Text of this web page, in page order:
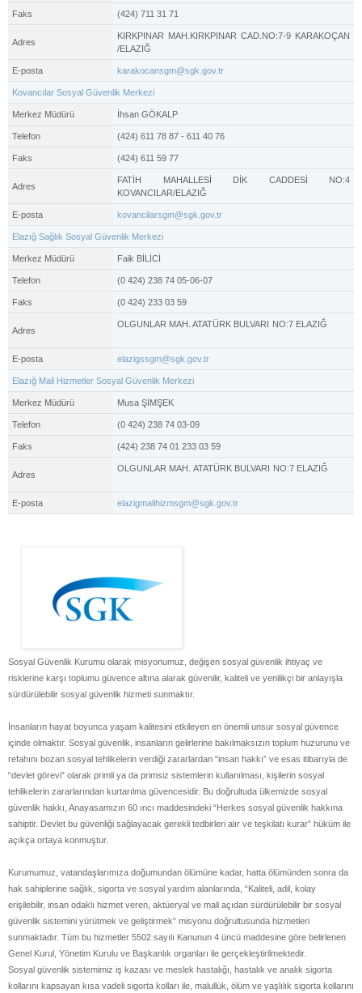
Faks (424) 711 31 71
Adres
KIRKPINAR MAH.KIRKPINAR CAD.NO:7-9 KARAKOÇAN
/ELAZIĞ
E-posta karakocansgm@sgk.gov.tr
Kovancılar Sosyal Güvenlik Merkezi
Merkez Müdürü İhsan GÖKALP
Telefon (424) 611 78 87 - 611 40 76
Faks (424) 611 59 77
Adres
FATİH MAHALLESİ DİK CADDESİ NO:4
KOVANCILAR/ELAZIĞ
E-posta kovancilarsgm@sgk.gov.tr
Elazığ Sağlık Sosyal Güvenlik Merkezi
Merkez Müdürü Faik BİLİCİ
Telefon (0 424) 238 74 05-06-07
Faks (0 424) 233 03 59
Adres
OLGUNLAR MAH. ATATÜRK BULVARI NO:7 ELAZIĞ
E-posta elazigssgm@sgk.gov.tr
Elazığ Mali Hizmetler Sosyal Güvenlik Merkezi
Merkez Müdürü Musa ŞİMŞEK
Telefon (0 424) 238 74 03-09
Faks (424) 238 74 01 233 03 59
Adres
OLGUNLAR MAH. ATATÜRK BULVARI NO:7 ELAZIĞ
E-posta elazigmalihizmsgm@sgk.gov.tr
Sosyal Güvenlik Kurumu olarak misyonumuz, değişen sosyal güvenlik ihtiyaç ve
risklerine karşı toplumu güvence altına alarak güvenilir, kaliteli ve yenilikçi bir anlayışla
sürdürülebilir sosyal güvenlik hizmeti sunmaktır.
İnsanların hayat boyunca yaşam kalitesini etkileyen en önemli unsur sosyal güvence
içinde olmaktır. Sosyal güvenlik, insanların gelirlerine bakılmaksızın toplum huzurunu ve
refahını bozan sosyal tehlikelerin verdiği zararlardan “insan hakkı” ve esas itibarıyla de
“devlet görevi” olarak primli ya da primsiz sistemlerin kullanılması, kişilerin sosyal
tehlikelerin zararlarından kurtarılma güvencesidir. Bu doğrultuda ülkemizde sosyal
güvenlik hakkı, Anayasamızın 60 ıncı maddesindeki “Herkes sosyal güvenlik hakkına
sahiptir. Devlet bu güvenliği sağlayacak gerekli tedbirleri alır ve teşkilatı kurar” hüküm ile
açıkça ortaya konmuştur.
Kurumumuz, vatandaşlarımıza doğumundan ölümüne kadar, hatta ölümünden sonra da
hak sahiplerine sağlık, sigorta ve sosyal yardım alanlarında, “Kaliteli, adil, kolay
erişilebilir, insan odaklı hizmet veren, aktüeryal ve mali açıdan sürdürülebilir bir sosyal
güvenlik sistemini yürütmek ve geliştirmek” misyonu doğrultusunda hizmetleri
sunmaktadır. Tüm bu hizmetler 5502 sayılı Kanunun 4 üncü maddesine göre belirlenen
Genel Kurul, Yönetim Kurulu ve Başkanlık organları ile gerçekleştirilmektedir.
Sosyal güvenlik sistemimiz iş kazası ve meslek hastalığı, hastalık ve analık sigorta
kollarını kapsayan kısa vadeli sigorta kolları ile, malullük, ölüm ve yaşlılık sigorta kollarını